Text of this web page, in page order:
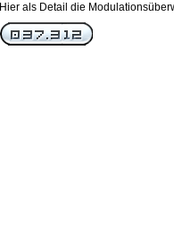
Hier als Detail die